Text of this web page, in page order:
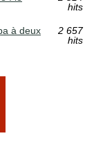
hits
à deux
2 657
hits